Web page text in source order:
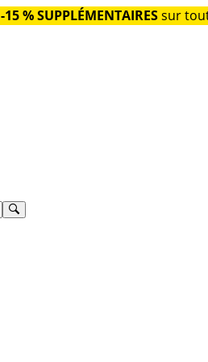
-15 % SUPPLÉMENTAIRESsur